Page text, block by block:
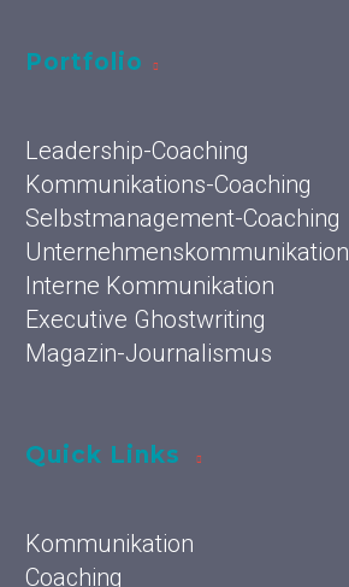
Portfolio
Leadership-Coaching
Kommunikations-Coaching
Selbstmanagement-Coaching
Unternehmenskommunikation
Interne Kommunikation
Executive Ghostwriting
Magazin-Journalismus
Quick Links
Kommunikation
Coaching